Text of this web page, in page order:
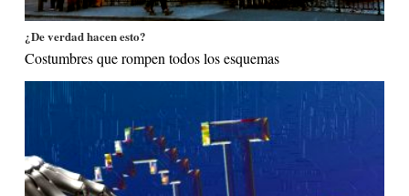
¿De verdad hacen esto?
Costumbres que rompen todos los esquemas